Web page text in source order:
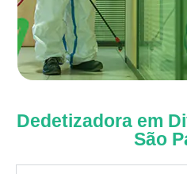
Dedetizadora em
São